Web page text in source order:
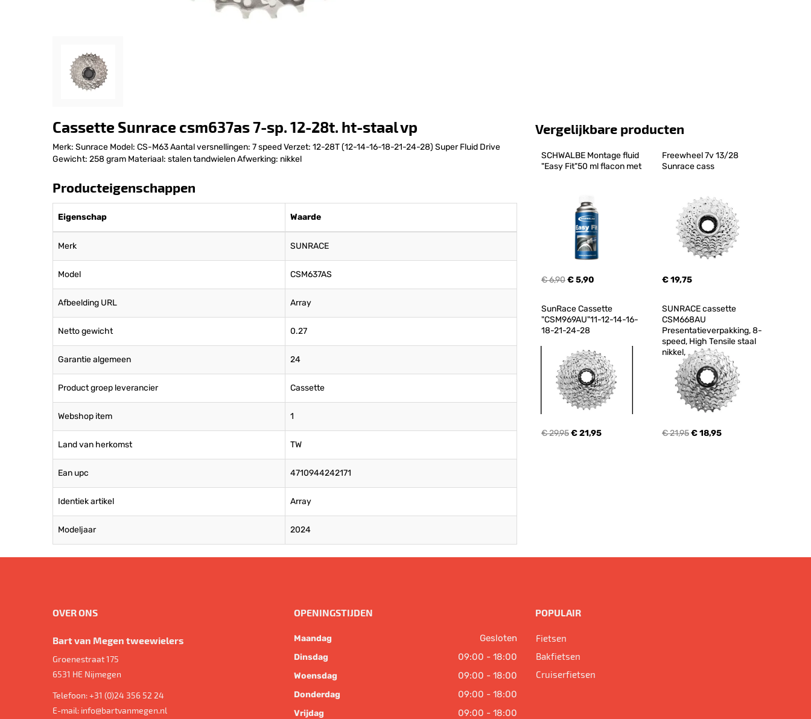
Cassette Sunrace csm637as 7-sp. 12-28t. ht-staal vp
Merk: Sunrace Model: CS-M63 Aantal versnellingen: 7 speed Verzet: 12-28T (12-14-16-18-21-24-28) Super Fluid Drive
Gewicht: 258 gram Materiaal: stalen tandwielen Afwerking: nikkel
Producteigenschappen
Eigenschap Waarde
Merk SUNRACE
Model CSM637AS
Afbeelding URL Array
Netto gewicht 0.27
Garantie algemeen 24
Product groep leverancier Cassette
Webshop item 1
Land van herkomst TW
Ean upc 4710944242171
Identiek artikel Array
Modeljaar 2024
Vergelijkbare producten
SCHWALBE Montage fluid
"Easy Fit"50 ml flacon met
€ 6,90€ 5,90
Freewheel 7v 13/28
Sunrace cass
€ 19,75
SunRace Cassette
"CSM969AU"11-12-14-16-
18-21-24-28
€ 29,95€ 21,95
SUNRACE cassette
CSM668AU
Presentatieverpakking, 8-
speed, High Tensile staal
nikkel,
€ 21,95€ 18,95
OVER ONS
Bart van Megen tweewielers
Groenestraat 175
6531 HE Nijmegen
Telefoon:+31 (0)24 356 52 24
E-mail: info@bartvanmegen.nl
OPENINGSTIJDEN
Maandag Gesloten
Dinsdag 09:00 - 18:00
Woensdag 09:00 - 18:00
Donderdag 09:00 - 18:00
Vrijdag 09:00 - 18:00
POPULAIR
Fietsen
Bakfietsen
Cruiserfietsen